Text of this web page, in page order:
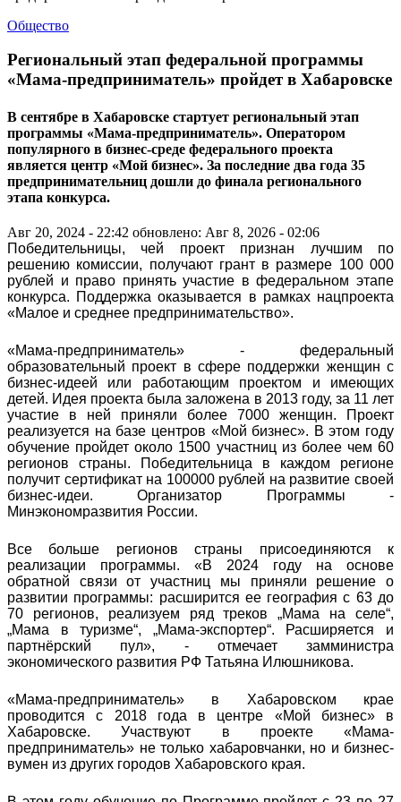
Общество
Региональный этап федеральной программы
«Мама-предприниматель» пройдет в Хабаровске
В сентябре в Хабаровске стартует региональный этап
программы «Мама-предприниматель». Оператором
популярного в бизнес-среде федерального проекта
является центр «Мой бизнес». За последние два года 35
предпринимательниц дошли до финала регионального
этапа конкурса.
Авг 20, 2024 - 22:42 обновлено: Авг 8, 2026 - 02:06
Победительницы, чей проект признан лучшим по
решению комиссии, получают грант в размере 100 000
рублей и право принять участие в федеральном этапе
конкурса. Поддержка оказывается в рамках нацпроекта
«Малое и среднее предпринимательство».
«Мама-предприниматель» - федеральный
образовательный проект в сфере поддержки женщин с
бизнес-идеей или работающим проектом и имеющих
детей. Идея проекта была заложена в 2013 году, за 11 лет
участие в ней приняли более 7000 женщин. Проект
реализуется на базе центров «Мой бизнес». В этом году
обучение пройдет около 1500 участниц из более чем 60
регионов страны. Победительница в каждом регионе
получит сертификат на 100000 рублей на развитие своей
бизнес-идеи. Организатор Программы -
Минэкономразвития России.
Все больше регионов страны присоединяются к
реализации программы. «В 2024 году на основе
обратной связи от участниц мы приняли решение о
развитии программы: расширится ее география с 63 до
70 регионов, реализуем ряд треков „Мама на селе“,
„Мама в туризме“, „Мама-экспортер“. Расширяется и
партнёрский пул», - отмечает замминистра
экономического развития РФ Татьяна Илюшникова.
«Мама-предприниматель» в Хабаровском крае
проводится с 2018 года в центре «Мой бизнес» в
Хабаровске. Участвуют в проекте «Мама-
предприниматель» не только хабаровчанки, но и бизнес-
вумен из других городов Хабаровского края.